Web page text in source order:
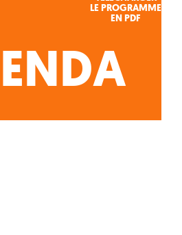
LE PROGRAMME
EN PDF